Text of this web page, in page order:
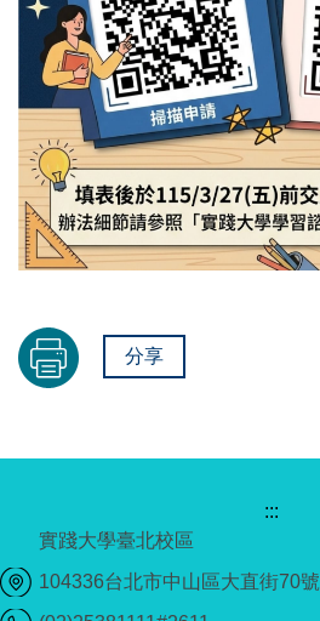
分享
:::
實踐大學臺北校區
104336台北市中山區大直街70號